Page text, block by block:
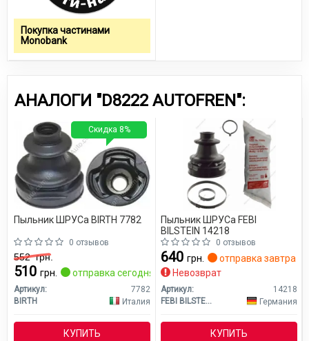
Покупка частинами
Monobank
АНАЛОГИ "D8222 AUTOFREN":
Пыльник ШРУСа BIRTH 7782
0 отзывов
552грн.
510 грн. отправка сегодня
Артикул:
7782
BIRTH
Италия
КУПИТЬ
Скидка 8%
Пыльник ШРУСа FEBI
BILSTEIN 14218
0 отзывов
640 грн.
отправка завтра
Невозврат
Артикул:
14218
FEBI BILSTEIN
Германия
КУПИТЬ